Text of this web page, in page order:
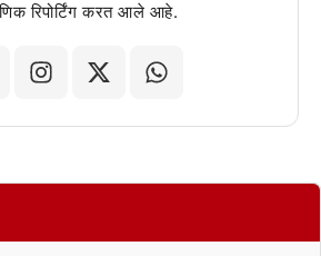
रिपोर्टिंग करत आले आहे.